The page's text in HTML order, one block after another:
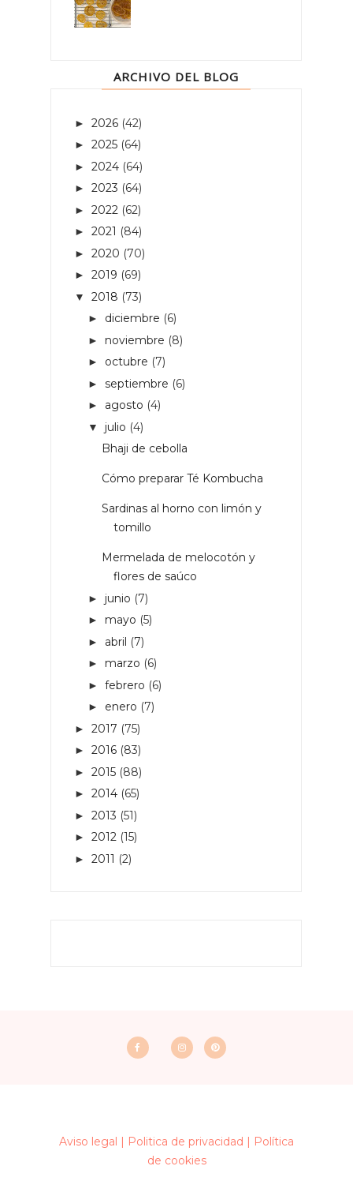
ARCHIVO DEL BLOG
► 2026 (42)
► 2025 (64)
► 2024 (64)
► 2023 (64)
► 2022 (62)
► 2021 (84)
► 2020 (70)
► 2019 (69)
▼ 2018 (73)
► diciembre (6)
► noviembre (8)
► octubre (7)
► septiembre (6)
► agosto (4)
▼ julio (4)
Bhaji de cebolla
Cómo preparar Té Kombucha
Sardinas al horno con limón y
tomillo
Mermelada de melocotón y
flores de saúco
► junio (7)
► mayo (5)
► abril (7)
► marzo (6)
► febrero (6)
► enero (7)
► 2017 (75)
► 2016 (83)
► 2015 (88)
► 2014 (65)
► 2013 (51)
► 2012 (15)
► 2011 (2)
Aviso legal | Politica de privacidad | Política
de cookies